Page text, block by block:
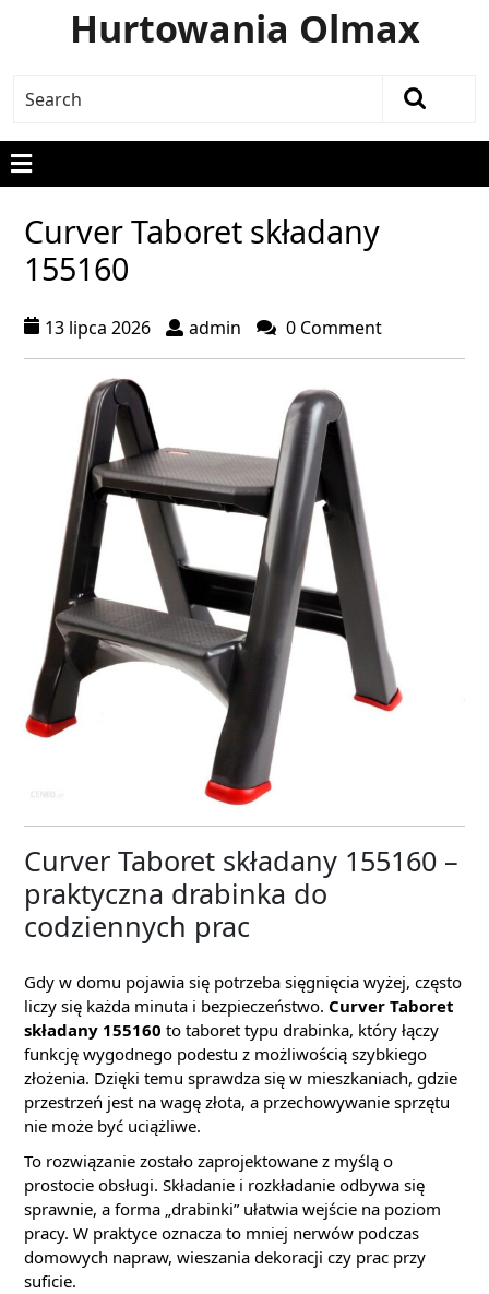
Hurtowania Olmax
Curver Taboret składany
155160
13 lipca 2026 admin 0 Comment
Curver Taboret składany 155160 –
praktyczna drabinka do
codziennych prac
Gdy w domu pojawia się potrzeba sięgnięcia wyżej, często
liczy się każda minuta i bezpieczeństwo. Curver Taboret
składany 155160 to taboret typu drabinka, który łączy
funkcję wygodnego podestu z możliwością szybkiego
złożenia. Dzięki temu sprawdza się w mieszkaniach, gdzie
przestrzeń jest na wagę złota, a przechowywanie sprzętu
nie może być uciążliwe.
To rozwiązanie zostało zaprojektowane z myślą o
prostocie obsługi. Składanie i rozkładanie odbywa się
sprawnie, a forma „drabinki” ułatwia wejście na poziom
pracy. W praktyce oznacza to mniej nerwów podczas
domowych napraw, wieszania dekoracji czy prac przy
suficie.